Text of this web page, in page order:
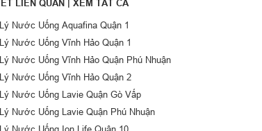
LIÊN QUAN | XEM TẤT CẢ
Nước Uống Aquafina Quận 1
Nước Uống Vĩnh Hảo Quận 1
Nước Uống Vĩnh Hảo Quận Phú Nhuận
Nước Uống Vĩnh Hảo Quận 2
Nước Uống Lavie Quận Gò Vấp
Nước Uống Lavie Quận Phú Nhuận
Nước Uống Ion Life Quận 10